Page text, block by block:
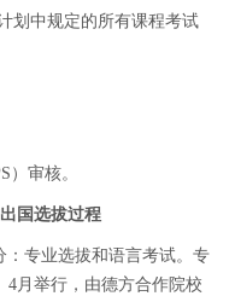
划中规定的所有课程考试
）审核。
国选拔过程
：专业选拔和语言考试。专
4月举行，由德方合作院校